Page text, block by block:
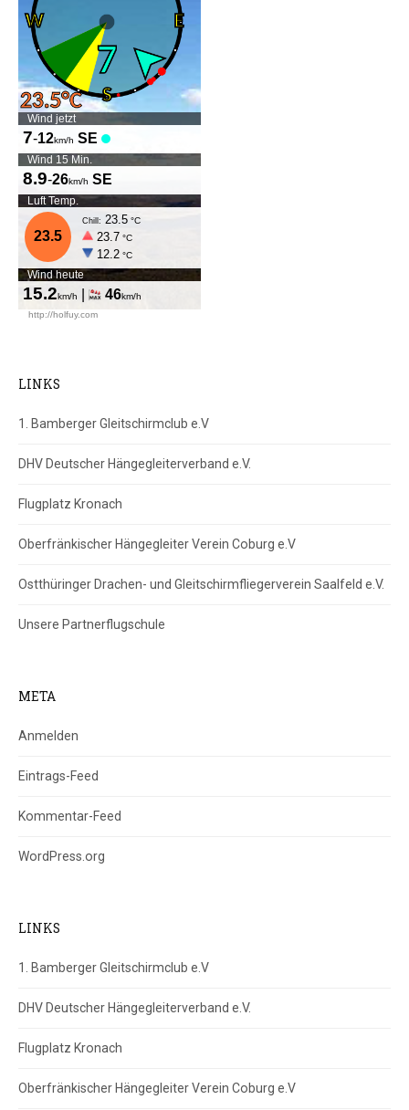
LINKS
1. Bamberger Gleitschirmclub e.V
DHV Deutscher Hängegleiterverband e.V.
Flugplatz Kronach
Oberfränkischer Hängegleiter Verein Coburg e.V
Ostthüringer Drachen- und Gleitschirmfliegerverein Saalfeld e.V.
Unsere Partnerflugschule
META
Anmelden
Eintrags-Feed
Kommentar-Feed
WordPress.org
LINKS
1. Bamberger Gleitschirmclub e.V
DHV Deutscher Hängegleiterverband e.V.
Flugplatz Kronach
Oberfränkischer Hängegleiter Verein Coburg e.V